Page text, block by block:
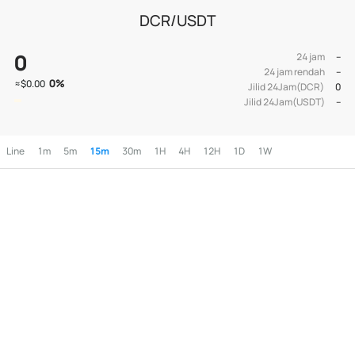
DCR/USDT
0
≈$0.00 0%
24 jam
--
24 jam rendah
--
Jilid 24Jam(DCR)
0
Jilid 24Jam(USDT)
--
Line 1m 5m 15m 30m 1H 4H 12H 1D 1W